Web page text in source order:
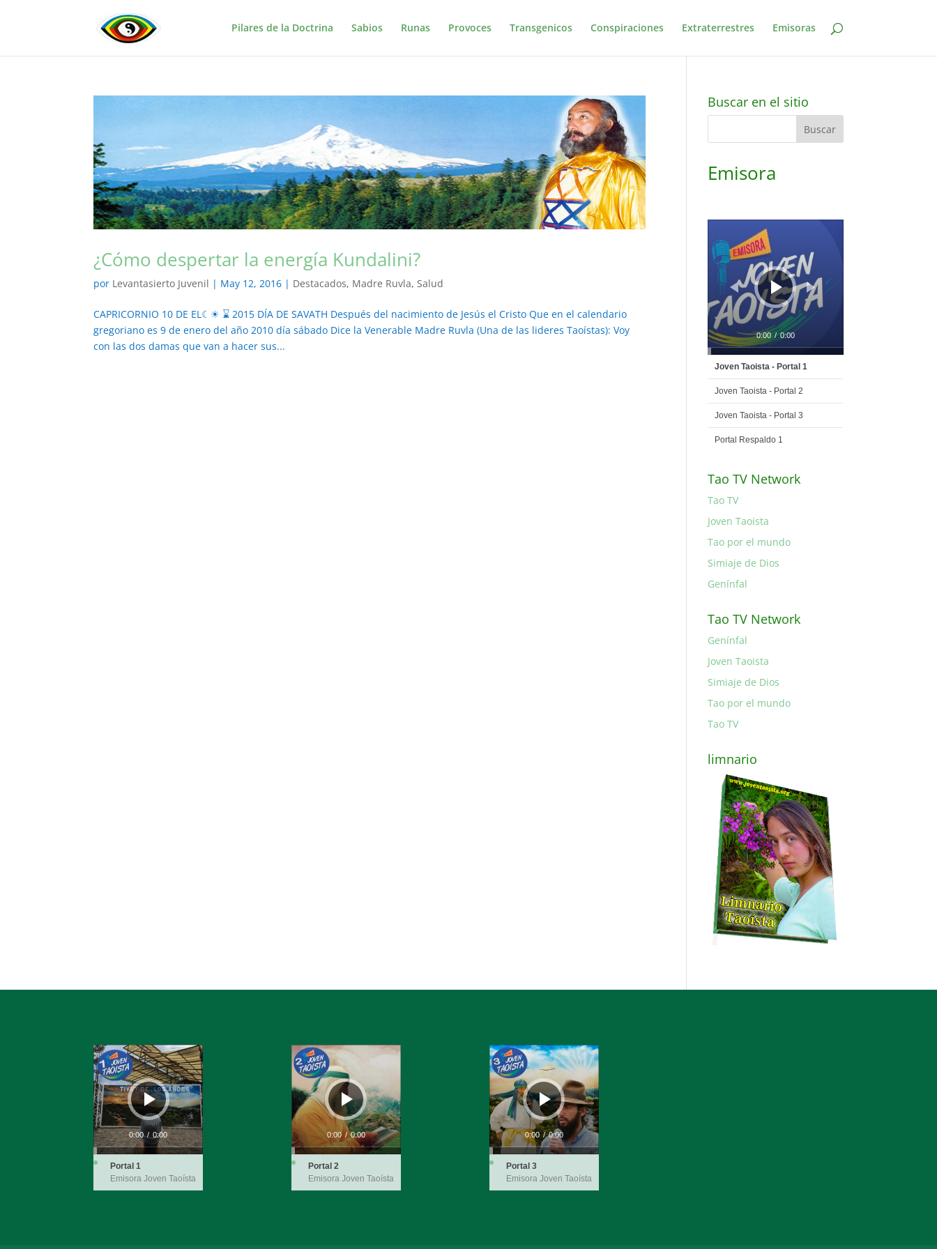
Pilares de la Doctrina Sabios Runas Provoces Transgenicos Conspiraciones Extraterrestres Emisoras
¿Cómo despertar la energía Kundalini?
por Levantasierto Juvenil | May 12, 2016 | Destacados, Madre Ruvla,Salud
CAPRICORNIO 10 DE EL☾☀ ⌛ 2015 DÍA DE SAVATH Después del nacimiento de Jesús el Cristo Que en el calendario
gregoriano es 9 de enero del año 2010 día sábado Dice la Venerable Madre Ruvla (Una de las lideres Taoístas): Voy
con las dos damas que van a hacer sus...
Buscar en el sitio
Emisora
Reproductor
audio
0:00 / 0:00
Joven Taoista - Portal 1
Joven Taoista - Portal 2
Joven Taoista - Portal 3
Portal Respaldo 1
Tao TV Network
Tao TV
Joven Taoista
Tao por el mundo
Simiaje de Dios
Genínfal
Tao TV Network
Genínfal
Joven Taoista
Simiaje de Dios
Tao por el mundo
Tao TV
limnario
Reproductor
de
audio
0:00 / 0:00
Portal 1
Emisora Joven Taoísta
Reproductor
de
audio
0:00 / 0:00
Portal 2
Emisora Joven Taoísta
Reproductor
de
audio
0:00 / 0:00
Portal 3
Emisora Joven Taoísta